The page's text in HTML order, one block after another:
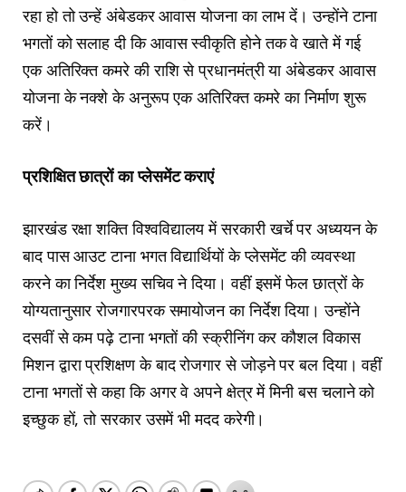
रहा हो तो उन्हें अंबेडकर आवास योजना का लाभ दें। उन्होंने टाना
भगतों को सलाह दी कि आवास स्वीकृति होने तक वे खाते में गई
एक अतिरिक्त कमरे की राशि से प्रधानमंत्री या अंबेडकर आवास
योजना के नक्शे के अनुरूप एक अतिरिक्त कमरे का निर्माण शुरू
करें।
प्रशिक्षित छात्रों का प्लेसमेंट कराएं
झारखंड रक्षा शक्ति विश्वविद्यालय में सरकारी खर्चे पर अध्ययन के
बाद पास आउट टाना भगत विद्यार्थियों के प्लेसमेंट की व्यवस्था
करने का निर्देश मुख्य सचिव ने दिया। वहीं इसमें फेल छात्रों के
योग्यतानुसार रोजगारपरक समायोजन का निर्देश दिया। उन्होंने
दसवीं से कम पढ़े टाना भगतों की स्क्रीनिंग कर कौशल विकास
मिशन द्वारा प्रशिक्षण के बाद रोजगार से जोड़ने पर बल दिया। वहीं
टाना भगतों से कहा कि अगर वे अपने क्षेत्र में मिनी बस चलाने को
इच्छुक हों, तो सरकार उसमें भी मदद करेगी।